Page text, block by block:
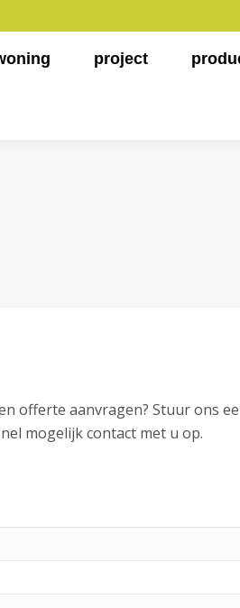
project
offerte aanvragen? Stuur ons
mogelijk contact met u op.